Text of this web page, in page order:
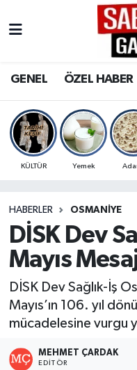
GENEL ÖZEL HABER
KÜLTÜR Yemek
HABERLER OSMANIYE
DİSK Dev
Mayıs
DİSK Dev Sağlık-İş
Mayıs’ın 106. yıl
mücadelesine vurgu
MEHMET ÇARDAK
EDITÖR
OSMANİYE
MAGAZİN
SPOR
RESMİ İLANLAR
Osmaniye
Osmaniye Trafik
Süper Lig Puan
Son Dakika
Haber Arşivi